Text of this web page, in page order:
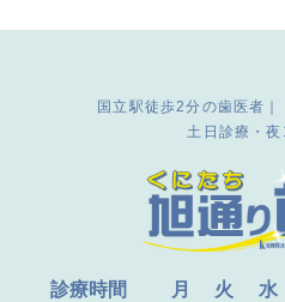
国立駅徒歩2分の歯医者
土日診療・
診療時間 月 火 水